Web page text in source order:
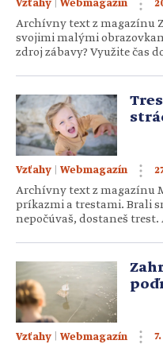
Vzťahy Webmagazín
Archívny text z magazínu
svojimi malými
zdroj zábavy? Využite čas
zdravie a spoločný rodinný
skúste trochu pozrieť
Vzťahy Webmagazín
Archívny text z magazínu
príkazmi a trestami. Brali
nepočúvaš, dostaneš
odchod do kúta či
inak? V knihe Ako hovoriť
Vzťahy | Webmagazín